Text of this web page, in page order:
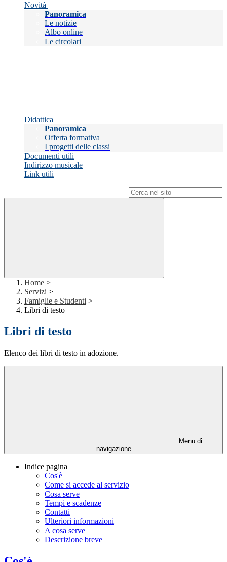
Novità
Panoramica
Le notizie
Albo online
Le circolari
Didattica
Panoramica
Offerta formativa
I progetti delle classi
Documenti utili
Indirizzo musicale
Link utili
Home >
Servizi >
Famiglie e Studenti >
Libri di testo
Libri di testo
Elenco dei libri di testo in adozione.
Menu di
navigazione
Indice pagina
Cos'è
Come si accede al servizio
Cosa serve
Tempi e scadenze
Contatti
Ulteriori informazioni
A cosa serve
Descrizione breve